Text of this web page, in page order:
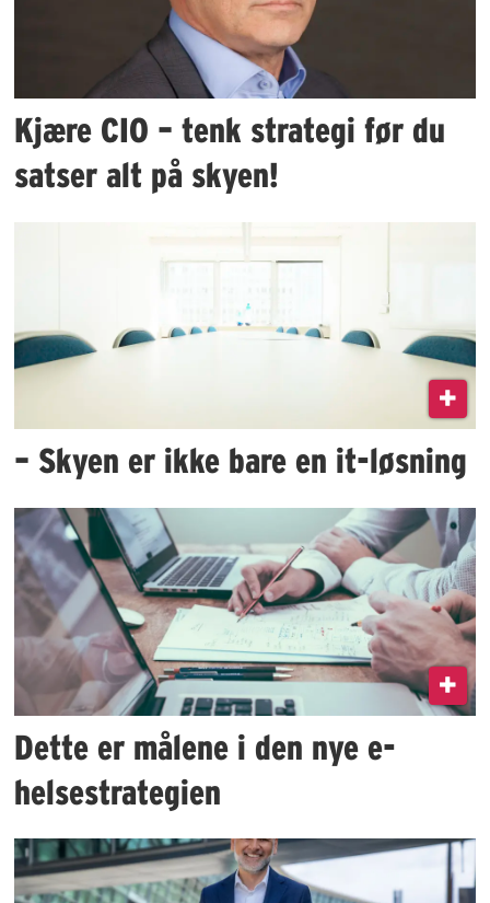
Kjære CIO – tenk strategi før du
satser alt på skyen!
– Skyen er ikke bare en it-løsning
Dette er målene i den nye e-
helsestrategien